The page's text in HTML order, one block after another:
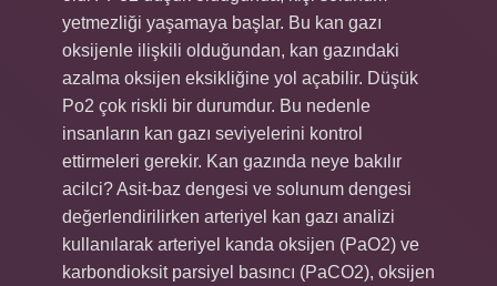
yetmezliği yaşamaya başlar. Bu kan gazı
oksijenle ilişkili olduğundan, kan gazındaki
azalma oksijen eksikliğine yol açabilir. Düşük
Po2 çok riskli bir durumdur. Bu nedenle
insanların kan gazı seviyelerini kontrol
ettirmeleri gerekir. Kan gazında neye bakılır
acilci? Asit-baz dengesi ve solunum dengesi
değerlendirilirken arteriyel kan gazı analizi
kullanılarak arteriyel kanda oksijen (PaO2) ve
karbondioksit parsiyel basıncı (PaCO2), oksijen